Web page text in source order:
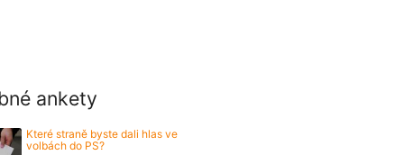
ankety
Které straně byste dali hlas ve
volbách do PS?